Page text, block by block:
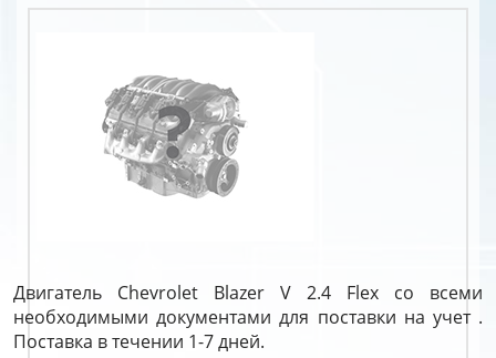
Двигатель Chevrolet Blazer V 2.4 Flex со всеми
необходимыми документами для поставки на учет .
Поставка в течении 1-7 дней.